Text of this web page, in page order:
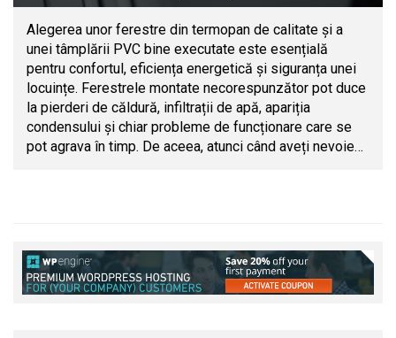
Alegerea unor ferestre din termopan de calitate și a
unei tâmplării PVC bine executate este esențială
pentru confortul, eficiența energetică și siguranța unei
locuințe. Ferestrele montate necorespunzător pot duce
la pierderi de căldură, infiltrații de apă, apariția
condensului și chiar probleme de funcționare care se
pot agrava în timp. De aceea, atunci când aveți nevoie…